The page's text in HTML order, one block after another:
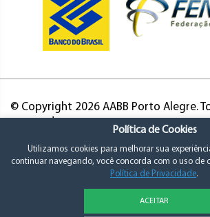
© Copyright 2026 AABB Porto Alegre.
Política de Cookies
Utilizamos cookies para melhorar sua
continuar navegando, você concorda com o uso de
Política de Privacidade.
ACEITAR